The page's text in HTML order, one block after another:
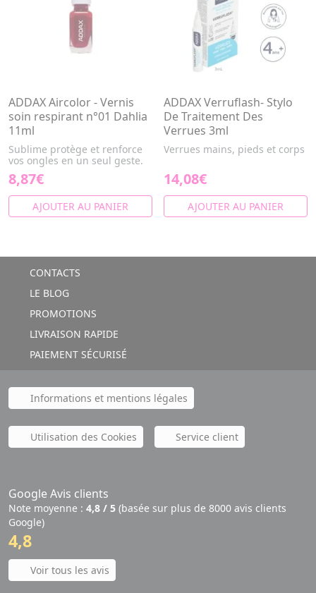
ADDAX Aircolor - Vernis
soin respirant n°01 Dahlia
11ml
Sublime protège et renforce
vos ongles en un seul geste.
8,87€
AJOUTER AU PANIER
ADDAX Verruflash- Stylo
De Traitement Des
Verrues 3ml
Verrues mains, pieds et corps
14,08€
AJOUTER AU PANIER
CONTACTS
LE BLOG
PROMOTIONS
LIVRAISON RAPIDE
PAIEMENT SÉCURISÉ
Informations et mentions légales
Utilisation des Cookies Service client
Google Avis clients
Note moyenne : 4,8 / 5 (basée sur plus de 8000 avis clients
Google)
4,8
Voir tous les avis